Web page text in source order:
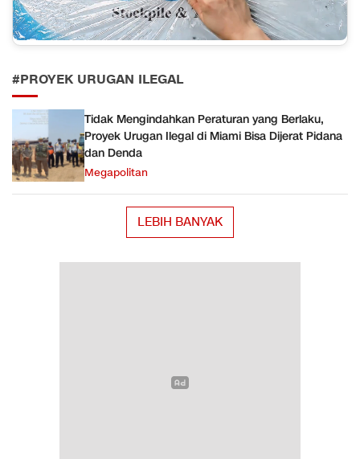
#PROYEK URUGAN ILEGAL
Tidak Mengindahkan Peraturan yang Berlaku,
Proyek Urugan Ilegal di Miami Bisa Dijerat Pidana
dan Denda
Megapolitan
LEBIH BANYAK